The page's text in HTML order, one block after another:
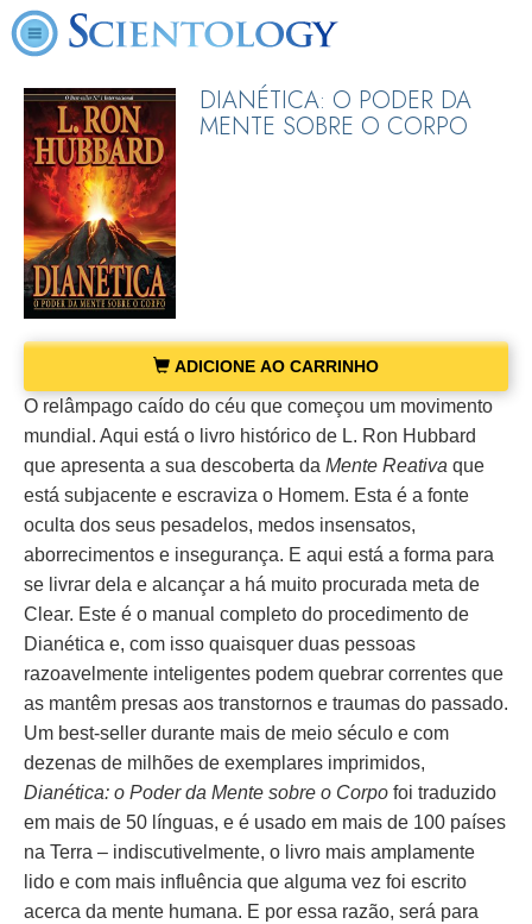
DIANÉTICA: O PODER DA
MENTE SOBRE O CORPO
ADICIONE AO CARRINHO
O relâmpago caído do céu que começou um movimento
mundial. Aqui está o livro histórico de L. Ron Hubbard
que apresenta a sua descoberta da Mente Reativa que
está subjacente e escraviza o Homem. Esta é a fonte
oculta dos seus pesadelos, medos insensatos,
aborrecimentos e insegurança. E aqui está a forma para
se livrar dela e alcançar a há muito procurada meta de
Clear. Este é o manual completo do procedimento de
Dianética e, com isso quaisquer duas pessoas
razoavelmente inteligentes podem quebrar correntes que
as mantêm presas aos transtornos e traumas do passado.
Um best-seller durante mais de meio século e com
dezenas de milhões de exemplares imprimidos,
Dianética: o Poder da Mente sobre o Corpo foi traduzido
em mais de 50 línguas, e é usado em mais de 100 países
na Terra – indiscutivelmente, o livro mais amplamente
lido e com mais influência que alguma vez foi escrito
acerca da mente humana. E por essa razão, será para